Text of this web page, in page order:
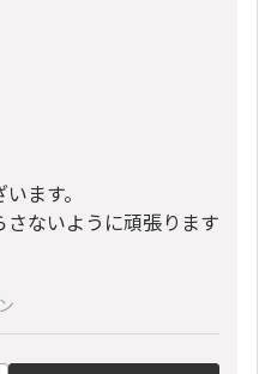
ます。
ないように頑張ります